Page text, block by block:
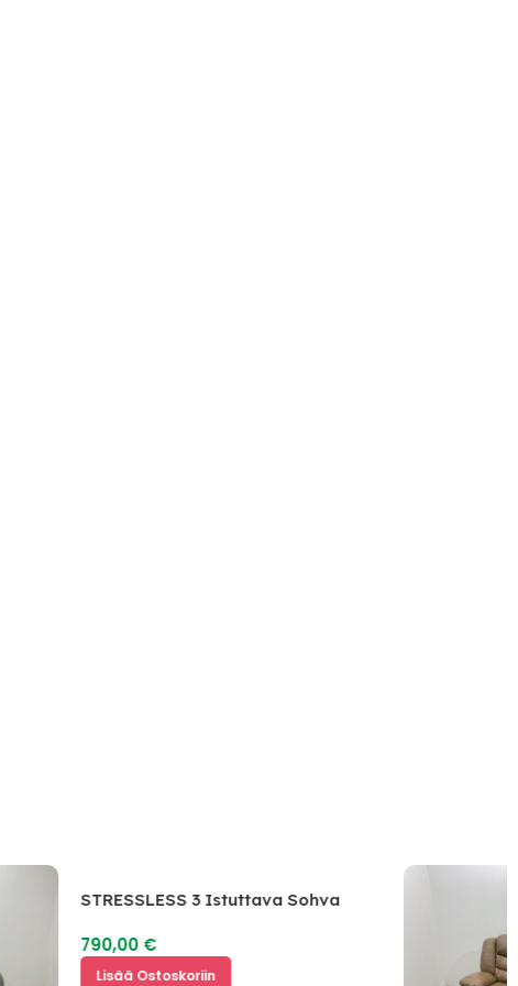
STRESSLESS 3 Istuttava Sohva
790,00€
Lisää Ostoskoriin